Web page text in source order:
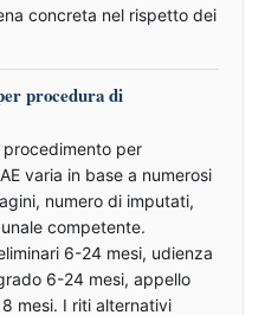
concreta nel rispetto dei
procedura di
per
varia in base a numerosi
numero di imputati,
competente.
6-24 mesi, udienza
6-24 mesi, appello
mesi. I riti alternativi